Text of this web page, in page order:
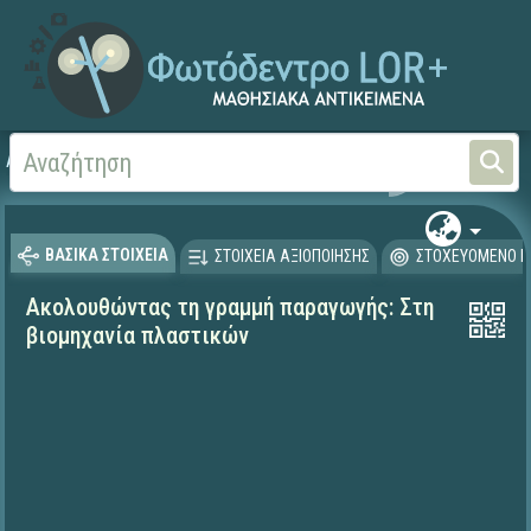
Αρχική
ΒΑΣΙΚΑ ΣΤΟΙΧΕΙΑ ΣΤΟΙΧΕΙΑ ΑΞΙΟΠΟΙΗΣΗΣ ΣΤΟΧΕΥΟΜΕΝΟ
Ακολουθώντας τη γραμμή παραγωγής: Στη
βιομηχανία πλαστικών